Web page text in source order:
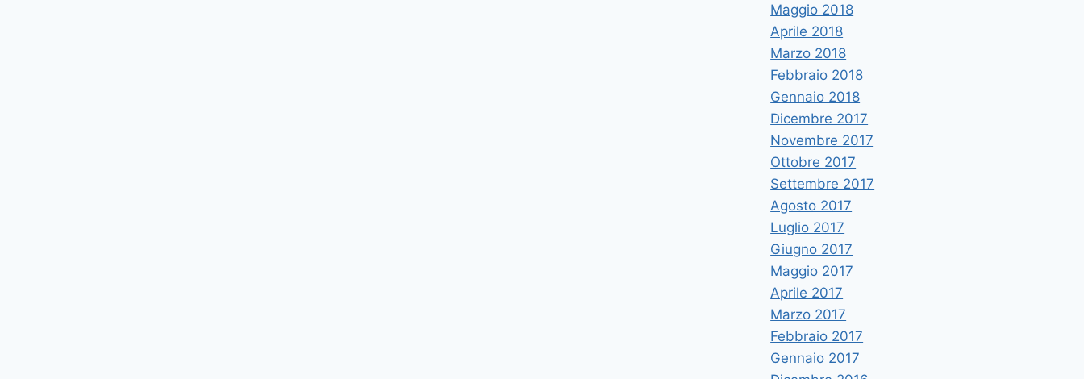
Maggio 2018
Aprile 2018
Marzo 2018
Febbraio 2018
Gennaio 2018
Dicembre 2017
Novembre 2017
Ottobre 2017
Settembre 2017
Agosto 2017
Luglio 2017
Giugno 2017
Maggio 2017
Aprile 2017
Marzo 2017
Febbraio 2017
Gennaio 2017